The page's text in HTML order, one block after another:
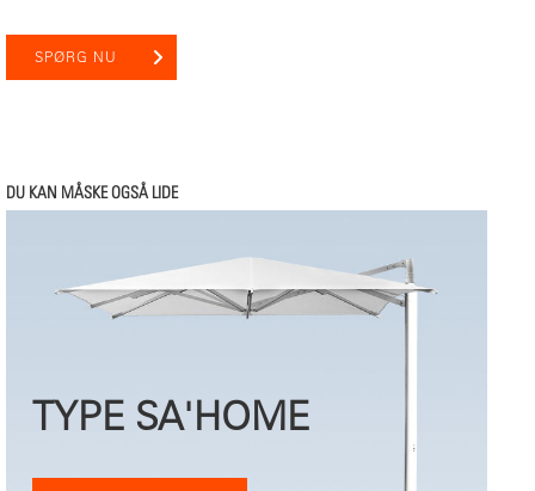
SPØRG NU
DU KAN MÅSKE OGSÅ LIDE
TYPE SA'HOME